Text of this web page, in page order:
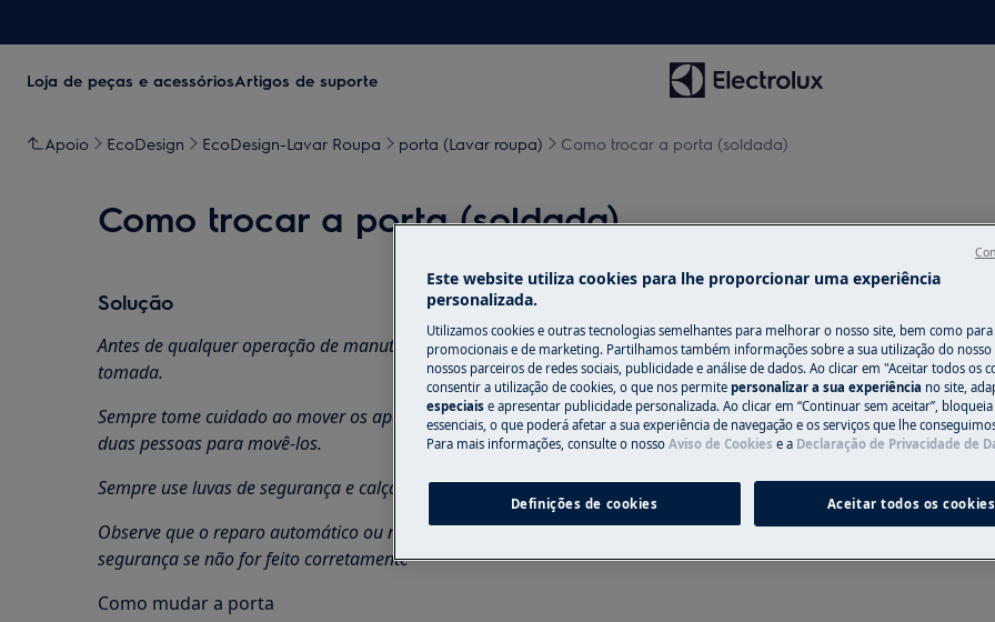
Loja de peças e acessóriosArtigos de suporte
Apoio EcoDesign EcoDesign-Lavar Roupa porta (Lavar roupa) Como trocar a porta (soldada)
Como trocar a porta (soldada)
Solução
Antes de qualquer operação de manutenção, desligue o aparelho e retire a ficha da
tomada.
Sempre tome cuidado ao mover os aparelhos, para os aparelhos pesados são necessárias
duas pessoas para movê-los.
Sempre use luvas de segurança e calçados fechados.
Observe que o reparo automático ou não profissional pode ter consequências de
segurança se não for feito corretamente
Como mudar a porta
Este website utiliza cookies para lhe proporcionar uma experiência
personalizada.
Utilizamos cookies e outras tecnologias semelhantes para melhorar o nosso site, bem como
promocionais e de marketing. Partilhamos também informações sobre a sua utilização do nosso
nossos parceiros de redes sociais, publicidade e análise de dados. Ao clicar em "Aceitar todos os
consentir a utilização de cookies, o que nos permite personalizar a sua experiência no site,
especiais e apresentar publicidade personalizada. Ao clicar em “Continuar sem aceitar”,
essenciais, o que poderá afetar a sua experiência de navegação e os serviços que lhe
Para mais informações, consulte o nosso Aviso de Cookies e a Declaração de Privacidade de
Definições de cookies Aceitar todos os cookies